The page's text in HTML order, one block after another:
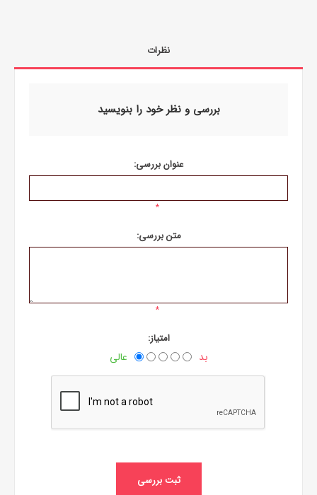
نظرات
بررسی و نظر خود را بنویسید
عنوان بررسی:
*
متن بررسی:
*
امتیاز:
بد عالی
ثبت بررسی